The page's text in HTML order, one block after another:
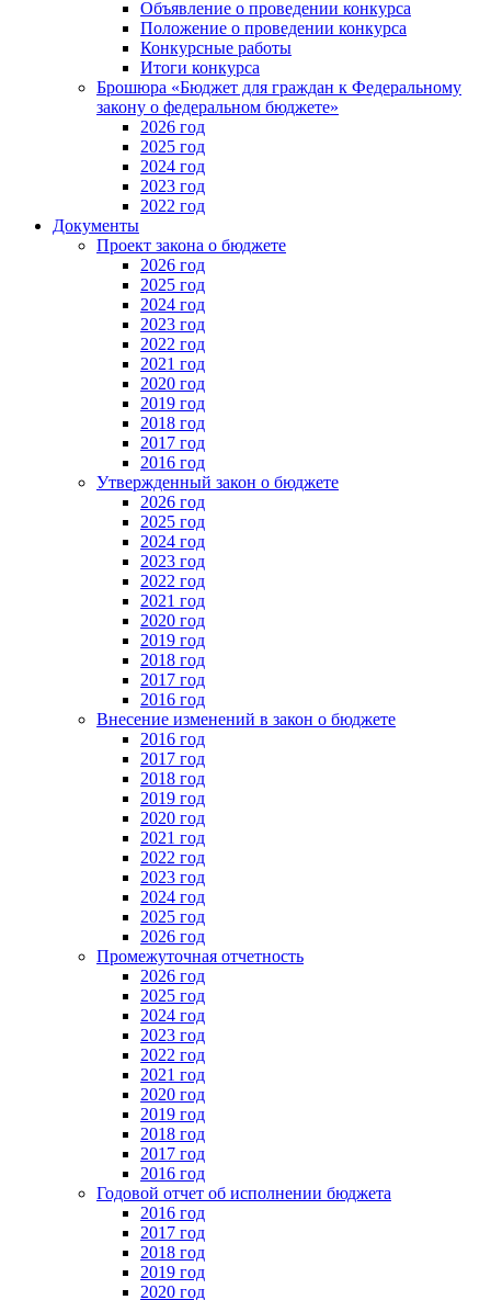
Объявление о проведении конкурса
Положение о проведении конкурса
Конкурсные работы
Итоги конкурса
Брошюра «Бюджет для граждан к Федеральному
закону о федеральном бюджете»
2026 год
2025 год
2024 год
2023 год
2022 год
Документы
Проект закона о бюджете
2026 год
2025 год
2024 год
2023 год
2022 год
2021 год
2020 год
2019 год
2018 год
2017 год
2016 год
Утвержденный закон о бюджете
2026 год
2025 год
2024 год
2023 год
2022 год
2021 год
2020 год
2019 год
2018 год
2017 год
2016 год
Внесение изменений в закон о бюджете
2016 год
2017 год
2018 год
2019 год
2020 год
2021 год
2022 год
2023 год
2024 год
2025 год
2026 год
Промежуточная отчетность
2026 год
2025 год
2024 год
2023 год
2022 год
2021 год
2020 год
2019 год
2018 год
2017 год
2016 год
Годовой отчет об исполнении бюджета
2016 год
2017 год
2018 год
2019 год
2020 год